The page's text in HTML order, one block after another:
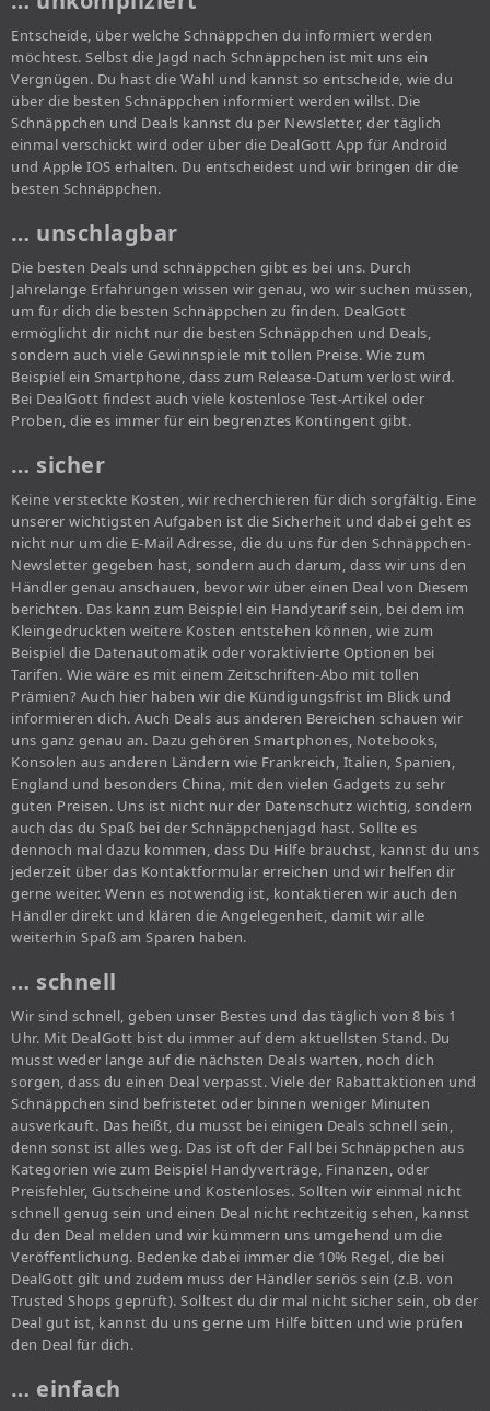
Entscheide, über welche Schnäppchen du informiert werden
möchtest. Selbst die Jagd nach Schnäppchen ist mit uns ein
Vergnügen. Du hast die Wahl und kannst so entscheide, wie du
über die besten Schnäppchen informiert werden willst. Die
Schnäppchen und Deals kannst du per Newsletter, der täglich
einmal verschickt wird oder über die DealGott App für Android
und Apple IOS erhalten. Du entscheidest und wir bringen dir die
besten Schnäppchen.
… unschlagbar
Die besten Deals und schnäppchen gibt es bei uns. Durch
Jahrelange Erfahrungen wissen wir genau, wo wir suchen müssen,
um für dich die besten Schnäppchen zu finden. DealGott
ermöglicht dir nicht nur die besten Schnäppchen und Deals,
sondern auch viele Gewinnspiele mit tollen Preise. Wie zum
Beispiel ein Smartphone, dass zum Release-Datum verlost wird.
Bei DealGott findest auch viele kostenlose Test-Artikel oder
Proben, die es immer für ein begrenztes Kontingent gibt.
… sicher
Keine versteckte Kosten, wir recherchieren für dich sorgfältig. Eine
unserer wichtigsten Aufgaben ist die Sicherheit und dabei geht es
nicht nur um die E-Mail Adresse, die du uns für den Schnäppchen-
Newsletter gegeben hast, sondern auch darum, dass wir uns den
Händler genau anschauen, bevor wir über einen Deal von Diesem
berichten. Das kann zum Beispiel ein Handytarif sein, bei dem im
Kleingedruckten weitere Kosten entstehen können, wie zum
Beispiel die Datenautomatik oder voraktivierte Optionen bei
Tarifen. Wie wäre es mit einem Zeitschriften-Abo mit tollen
Prämien? Auch hier haben wir die Kündigungsfrist im Blick und
informieren dich. Auch Deals aus anderen Bereichen schauen wir
uns ganz genau an. Dazu gehören Smartphones, Notebooks,
Konsolen aus anderen Ländern wie Frankreich, Italien, Spanien,
England und besonders China, mit den vielen Gadgets zu sehr
guten Preisen. Uns ist nicht nur der Datenschutz wichtig, sondern
auch das du Spaß bei der Schnäppchenjagd hast. Sollte es
dennoch mal dazu kommen, dass Du Hilfe brauchst, kannst du uns
jederzeit über das Kontaktformular erreichen und wir helfen dir
gerne weiter. Wenn es notwendig ist, kontaktieren wir auch den
Händler direkt und klären die Angelegenheit, damit wir alle
weiterhin Spaß am Sparen haben.
… schnell
Wir sind schnell, geben unser Bestes und das täglich von 8 bis 1
Uhr. Mit DealGott bist du immer auf dem aktuellsten Stand. Du
musst weder lange auf die nächsten Deals warten, noch dich
sorgen, dass du einen Deal verpasst. Viele der Rabattaktionen und
Schnäppchen sind befristetet oder binnen weniger Minuten
ausverkauft. Das heißt, du musst bei einigen Deals schnell sein,
denn sonst ist alles weg. Das ist oft der Fall bei Schnäppchen aus
Kategorien wie zum Beispiel Handyverträge, Finanzen, oder
Preisfehler, Gutscheine und Kostenloses. Sollten wir einmal nicht
schnell genug sein und einen Deal nicht rechtzeitig sehen, kannst
du den Deal melden und wir kümmern uns umgehend um die
Veröffentlichung. Bedenke dabei immer die 10% Regel, die bei
DealGott gilt und zudem muss der Händler seriös sein (z.B. von
Trusted Shops geprüft). Solltest du dir mal nicht sicher sein, ob der
Deal gut ist, kannst du uns gerne um Hilfe bitten und wie prüfen
den Deal für dich.
… einfach